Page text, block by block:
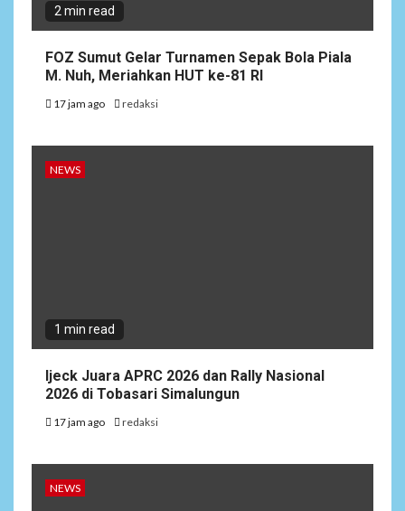
2 min read
FOZ Sumut Gelar Turnamen Sepak Bola Piala
M. Nuh, Meriahkan HUT ke-81 RI
17 jam ago redaksi
NEWS
1 min read
Ijeck Juara APRC 2026 dan Rally Nasional
2026 di Tobasari Simalungun
17 jam ago redaksi
NEWS